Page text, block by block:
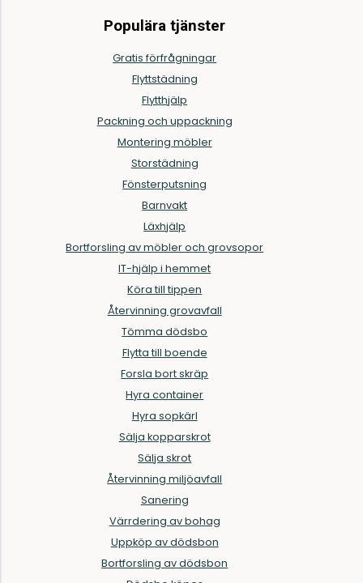
Populära tjänster
Gratis förfrågningar
Flyttstädning
Flytthjälp
Packning och uppackning
Montering möbler
Storstädning
Fönsterputsning
Barnvakt
Läxhjälp
Bortforsling av möbler och grovsopor
IT-hjälp i hemmet
Köra till tippen
Återvinning grovavfall
Tömma dödsbo
Flytta till boende
Forsla bort skräp
Hyra container
Hyra sopkärl
Sälja kopparskrot
Sälja skrot
Återvinning miljöavfall
Sanering
Värrdering av bohag
Uppköp av dödsbon
Bortforsling av dödsbon